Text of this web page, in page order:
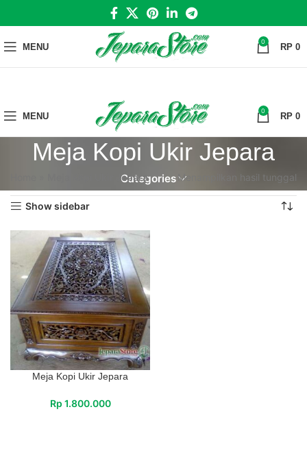
MENU 0 RP 0
MENU 0 RP 0
Meja Kopi Ukir Jepara
Categories
Meja Kopi Ukir Jepara Menampilkan hasil tunggal
Show sidebar
Meja Kopi Ukir Jepara
Rp 1.800.000